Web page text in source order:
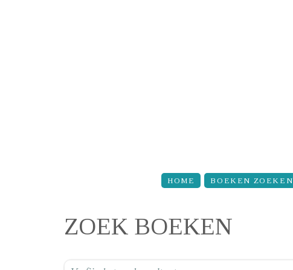
HOME BOEKEN ZOEKEN
ZOEK BOEKEN